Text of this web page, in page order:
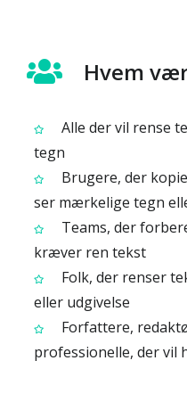
Hvem
Alle der vil rense
tegn
Brugere, der
ser mærkelige tegn
Teams, der
kræver ren tekst
Folk, der renser
eller udgivelse
Forfattere,
professionelle, der vil